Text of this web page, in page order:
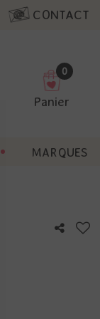
CONTACT
0
Panier
MARQUES